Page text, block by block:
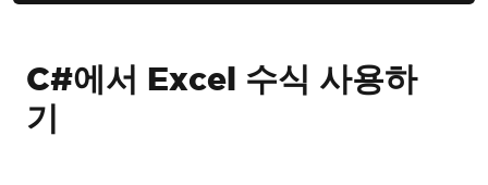
// Get the formula as a string. e.g.
workSheet ["G30"].Formula ;
C#에서 Excel 수식 사용하
기